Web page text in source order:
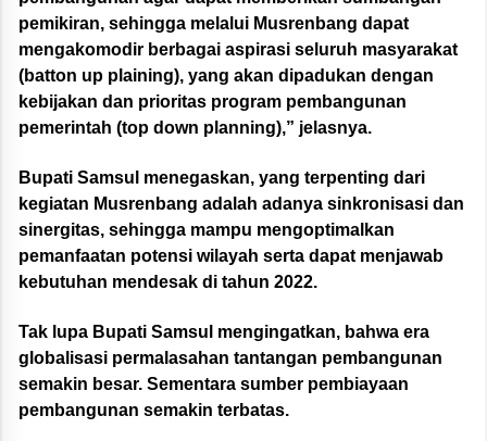
pemikiran, sehingga melalui Musrenbang dapat
mengakomodir berbagai aspirasi seluruh masyarakat
(batton up plaining), yang akan dipadukan dengan
kebijakan dan prioritas program pembangunan
pemerintah (top down planning),” jelasnya.
Bupati Samsul menegaskan, yang terpenting dari
kegiatan Musrenbang adalah adanya sinkronisasi dan
sinergitas, sehingga mampu mengoptimalkan
pemanfaatan potensi wilayah serta dapat menjawab
kebutuhan mendesak di tahun 2022.
Tak lupa Bupati Samsul mengingatkan, bahwa era
globalisasi permalasahan tantangan pembangunan
semakin besar. Sementara sumber pembiayaan
pembangunan semakin terbatas.